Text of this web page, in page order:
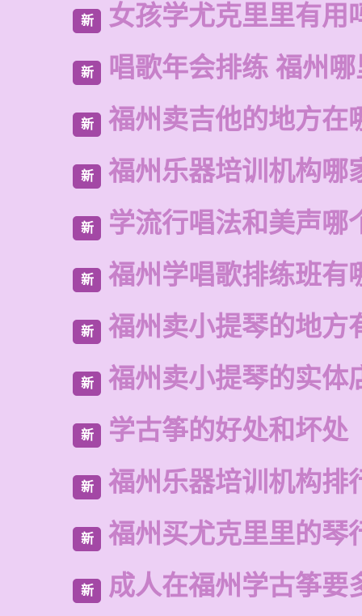
新 女孩学尤克里里有用
新 唱歌年会排练 福州
新 福州卖吉他的地方在
新 福州乐器培训机构哪
新 学流行唱法和美声哪
新 福州学唱歌排练班有
新 福州卖小提琴的地方
新 福州卖小提琴的实体
新 学古筝的好处和坏处
新 福州乐器培训机构排
新 福州买尤克里里的琴
新 成人在福州学古筝要